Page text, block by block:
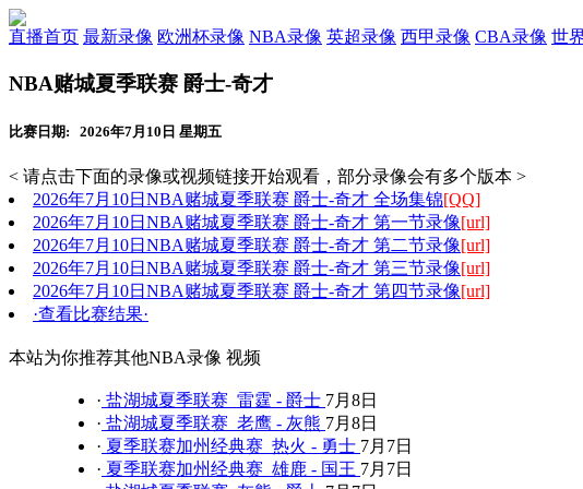
直播首页 最新录像 欧洲杯录像 NBA录像 英超录像 西甲录像 CBA录像 世
NBA赌城夏季联赛 爵士-奇才
比赛日期: 2026年7月10日 星期五
< 请点击下面的录像或视频链接开始观看，部分录像会有多个版本 >
2026年7月10日NBA赌城夏季联赛 爵士-奇才 全场集锦[QQ]
2026年7月10日NBA赌城夏季联赛 爵士-奇才 第一节录像[url]
2026年7月10日NBA赌城夏季联赛 爵士-奇才 第二节录像[url]
2026年7月10日NBA赌城夏季联赛 爵士-奇才 第三节录像[url]
2026年7月10日NBA赌城夏季联赛 爵士-奇才 第四节录像[url]
·查看比赛结果·
本站为你推荐其他NBA录像 视频
· 盐湖城夏季联赛 雷霆 - 爵士 7月8日
· 盐湖城夏季联赛 老鹰 - 灰熊 7月8日
· 夏季联赛加州经典赛 热火 - 勇士 7月7日
· 夏季联赛加州经典赛 雄鹿 - 国王 7月7日